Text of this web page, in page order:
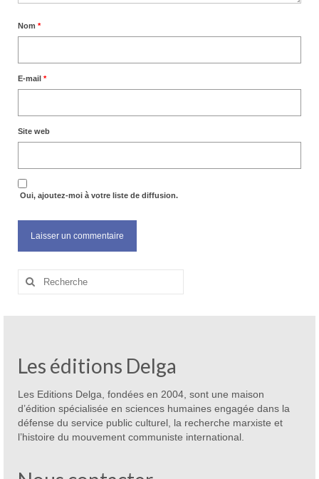
Nom *
E-mail *
Site web
Oui, ajoutez-moi à votre liste de diffusion.
Rechercher
Les éditions Delga
Les Editions Delga, fondées en 2004, sont une maison
d’édition spécialisée en sciences humaines engagée dans la
défense du service public culturel, la recherche marxiste et
l’histoire du mouvement communiste international.